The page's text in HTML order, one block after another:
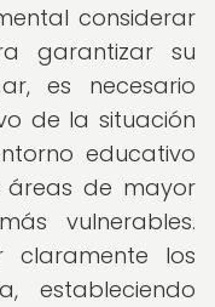
considerar
garantizar su
es necesario
de la situación
educativo
áreas de mayor
vulnerables.
claramente los
estableciendo